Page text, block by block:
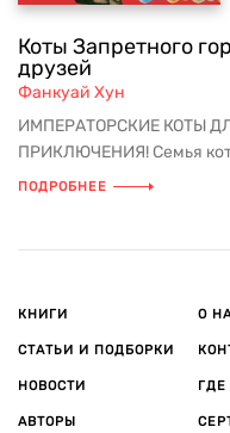
Коты Запретного
друзей
Фанкуай Хун
ИМПЕРАТОРСКИЕ КОТЫ
ПРИКЛЮЧЕНИЯ! Семья
ПОДРОБНЕЕ
КНИГИ
СТАТЬИ И ПОДБОРКИ
НОВОСТИ
АВТОРЫ
О